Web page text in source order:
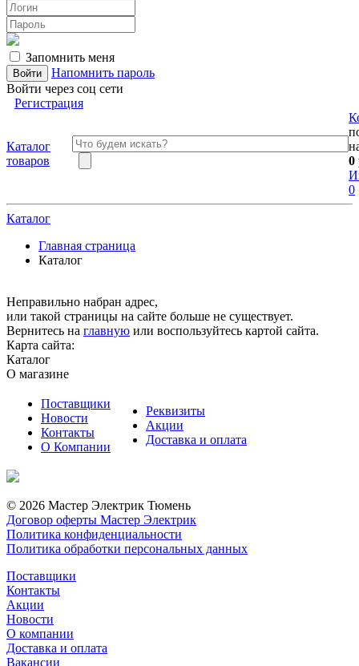
Запомнить меня
Напомнить пароль
Войти через соц сети
Регистрация
Каталог
товаров
0
0
Каталог
Главная страница
Каталог
Неправильно набран адрес,
или такой страницы на сайте больше не существует.
Вернитесь на главную или воспользуйтесь картой сайта.
Карта сайта:
Каталог
О магазине
Поставщики
Новости
Контакты
О Компании
Реквизиты
Акции
Доставка и оплата
© 2026 Мастер Электрик Тюмень
Договор оферты Мастер Электрик
Политика конфиденциальности
Политика обработки персональных данных
Поставщики
Контакты
Акции
Новости
О компании
Доставка и оплата
Вакансии